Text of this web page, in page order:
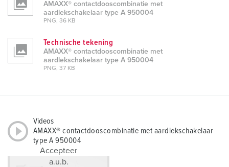
AMAXX® contactdooscombinatie met
aardlekschakelaar type A 950004
PNG, 36 KB
Technische tekening
AMAXX® contactdooscombinatie met
aardlekschakelaar type A 950004
PNG, 37 KB
Videos
AMAXX® contactdooscombinatie met aardlekschakelaar
type A 950004
Accepteer
a.u.b.